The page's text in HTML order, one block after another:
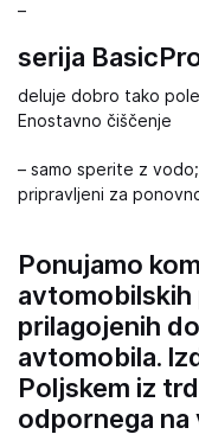
–
serija
deluje dobro tako
Enostavno čiščenje
– samo sperite z
pripravljeni za
Ponujamo
avtomobilskih
prilagojenih
avtomobila.
Poljskem iz
odpornega